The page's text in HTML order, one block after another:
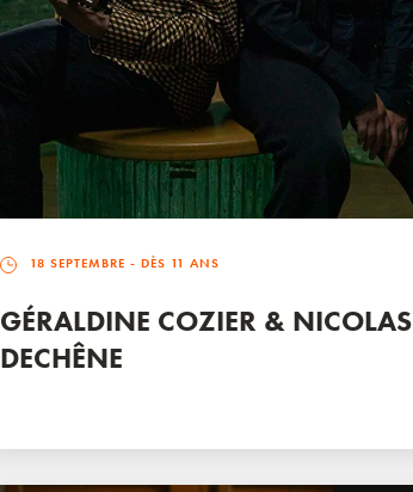
18 SEPTEMBRE - DÈS 11 ANS
GÉRALDINE COZIER & NICOLAS
DECHÊNE